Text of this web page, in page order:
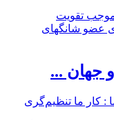
جوانی: رزمایش سهند ۲۰۲۵، موجب تقویت
عضو شانگهای
جهان ...
: کار ما تنظیم‌گری